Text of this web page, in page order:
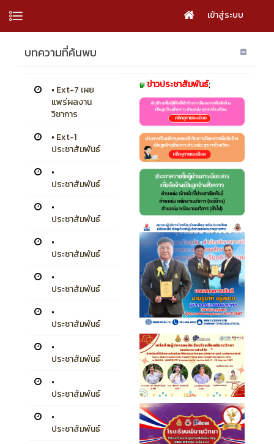
เข้าสู่ระบบ
บทความที่ค้นพบ
• Ext-7 เผย
แพร่ผลงาน
วิชาการ
• Ext-1
ประชาสัมพันธ์
•
ประชาสัมพันธ์
•
ประชาสัมพันธ์
•
ประชาสัมพันธ์
•
ประชาสัมพันธ์
•
ประชาสัมพันธ์
•
ประชาสัมพันธ์
•
ประชาสัมพันธ์
•
ประชาสัมพันธ์
ข่าวประชาสัมพันธ์;